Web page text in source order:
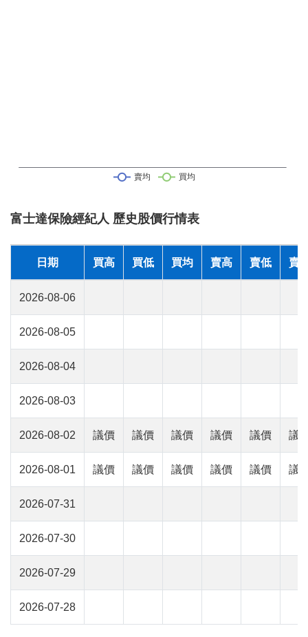
富士達保險經紀人 歷史股價行情表
日期 買高 買低 買均 賣高 賣低 賣
2026-08-06
2026-08-05
2026-08-04
2026-08-03
2026-08-02 議價 議價 議價 議價 議價 議
2026-08-01 議價 議價 議價 議價 議價 議
2026-07-31
2026-07-30
2026-07-29
2026-07-28